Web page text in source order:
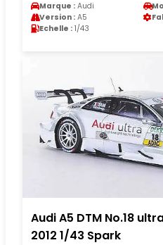
Marque : Audi
Version : A5
Echelle : 1/43
Audi A5 DTM No.18
2012 1/43 Spark